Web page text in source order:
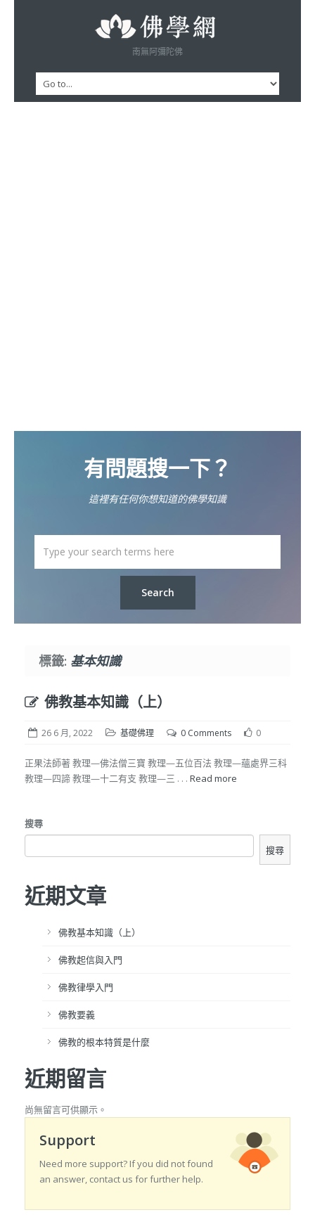
南無阿彌陀佛
有問題搜一下？
這裡有任何你想知道的佛學知識
標籤: 基本知識
佛教基本知識（上）
26 6 月, 2022 基礎佛理 0 Comments 0
正果法師著 教理—佛法僧三寶 教理—五位百法 教理—蘊處界三科
教理—四諦 教理—十二有支 教理—三 . . . Read more
搜尋
搜尋
近期文章
佛教基本知識（上）
佛教起信與入門
佛教律學入門
佛教要義
佛教的根本特質是什麼
近期留言
尚無留言可供顯示。
Support
Need more support? If you did not found
an answer, contact us for further help.